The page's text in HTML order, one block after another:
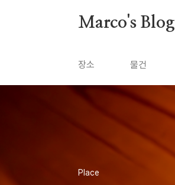
Marco's Blog
장소 물건
Place